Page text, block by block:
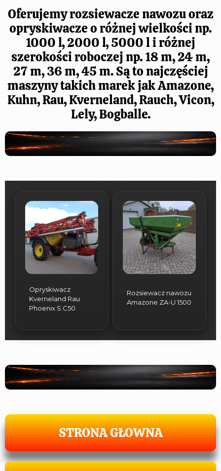
Oferujemy rozsiewacze nawozu oraz
opryskiwacze o różnej wielkości np.
1000 l, 2000 l, 5000 l i różnej
szerokości roboczej np. 18 m, 24 m,
27 m, 36 m, 45 m. Są to najczęściej
maszyny takich marek jak Amazone,
Kuhn, Rau, Kverneland, Rauch, Vicon,
Lely, Bogballe.
Opryskiwacz
Kverneland Rau
Phoenix S C50
Rozsiewacz nawozu
Amazone ZA-U 1500
STRONA GŁOWNA